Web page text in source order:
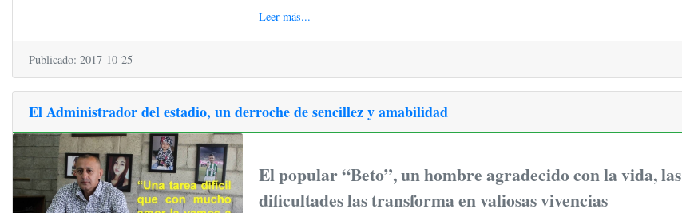
Leer más...
Publicado: 2017-10-25
El Administrador del estadio, un derroche de sencillez y amabilidad
El popular “Beto”, un hombre agradecido con la vida, las
dificultades las transforma en valiosas vivencias